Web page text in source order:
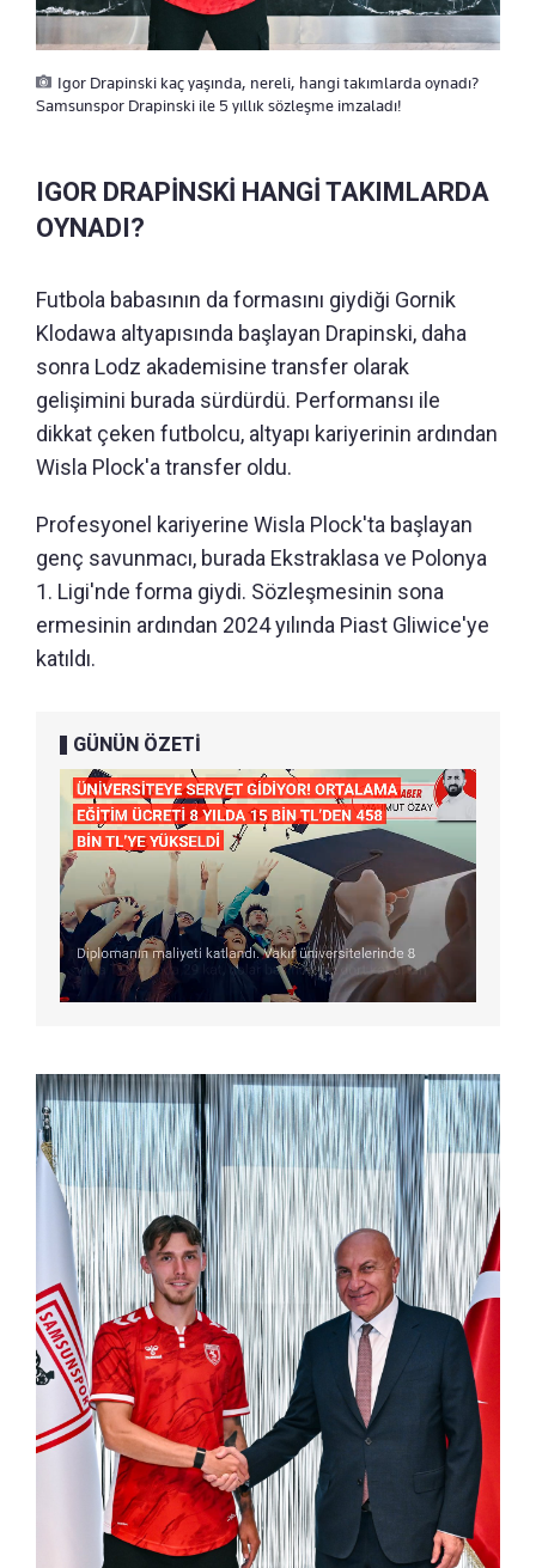
Igor Drapinski kaç yaşında, nereli, hangi takımlarda oynadı?
Samsunspor Drapinski ile 5 yıllık sözleşme imzaladı!
IGOR DRAPİNSKİ HANGİ TAKIMLARDA
OYNADI?
Futbola babasının da formasını giydiği Gornik
Klodawa altyapısında başlayan Drapinski, daha
sonra Lodz akademisine transfer olarak
gelişimini burada sürdürdü. Performansı ile
dikkat çeken futbolcu, altyapı kariyerinin ardından
Wisla Plock'a transfer oldu.
Profesyonel kariyerine Wisla Plock'ta başlayan
genç savunmacı, burada Ekstraklasa ve Polonya
1. Ligi'nde forma giydi. Sözleşmesinin sona
ermesinin ardından 2024 yılında Piast Gliwice'ye
katıldı.
GÜNÜN ÖZETİ